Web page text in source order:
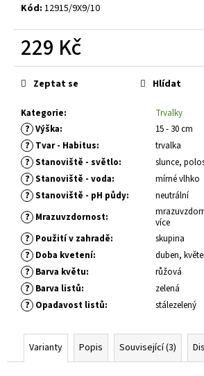
Kód: 12915/9X9/10
229 Kč
Měrná
cena:
Kategorie: Trvalky
? Výška: 15 - 30 cm
? Tvar - Habitus: trvalka
? Stanoviště - světlo: slunce,
? Stanoviště - voda: mírné vlhko
? Stanoviště - pH půdy: neutrální
? Mrazuvzdornost:
více
? Použití v zahradě: skupina
? Doba kvetení: duben,
? Barva květu: růžová
? Barva listů: zelená
? Opadavost listů: stálezelený
Zeptat se Hlídat
Varianty Popis Související (3)
o
č
m
e
CRYPTOMERIA
JAPONICA
LITTLE
CHAMPION
KRYPTOMERIE
JAPONSKÁ
793
Kč